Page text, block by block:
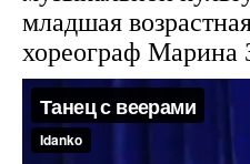
младшая
хореограф Марина